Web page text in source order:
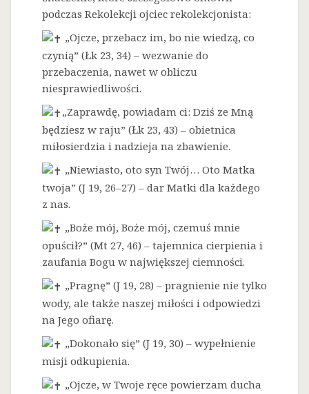
podczas Rekolekcji ojciec rekolekcjonista:
„Ojcze, przebacz im, bo nie wiedzą, co
czynią” (Łk 23, 34) – wezwanie do
przebaczenia, nawet w obliczu
niesprawiedliwości.
„Zaprawdę, powiadam ci: Dziś ze Mną
będziesz w raju” (Łk 23, 43) – obietnica
miłosierdzia i nadzieja na zbawienie.
„Niewiasto, oto syn Twój… Oto Matka
twoja” (J 19, 26–27) – dar Matki dla każdego
z nas.
„Boże mój, Boże mój, czemuś mnie
opuścił?” (Mt 27, 46) – tajemnica cierpienia i
zaufania Bogu w największej ciemności.
„Pragnę” (J 19, 28) – pragnienie nie tylko
wody, ale także naszej miłości i odpowiedzi
na Jego ofiarę.
„Dokonało się” (J 19, 30) – wypełnienie
misji odkupienia.
„Ojcze, w Twoje ręce powierzam ducha